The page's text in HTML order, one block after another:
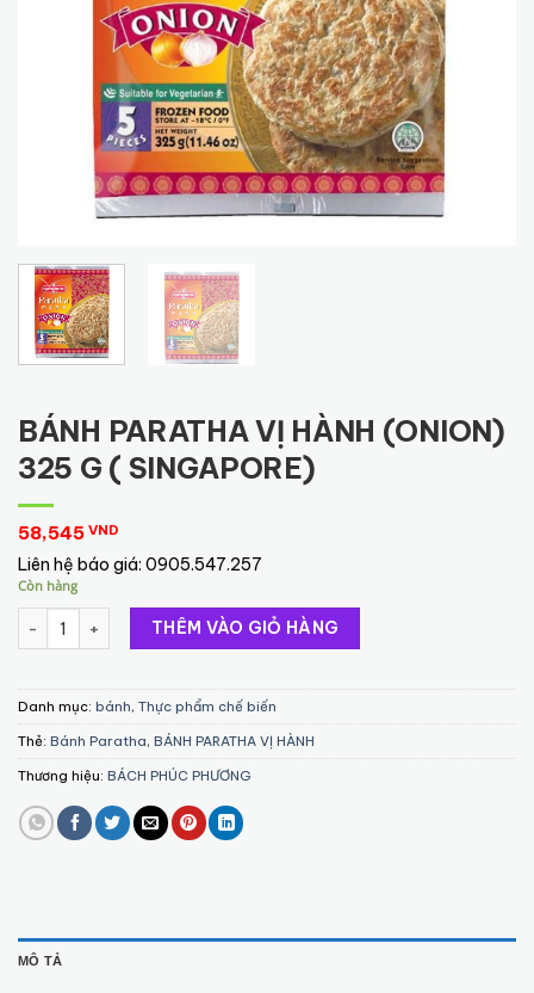
BÁNH PARATHA VỊ HÀNH (ONION)
325 G ( SINGAPORE)
58,545 VND
Liên hệ báo giá: 0905.547.257
Còn hàng
BÁNH PARATHA VỊ HÀNH (ONION) 325 G ( SINGAPORE) số lượng
THÊM VÀO GIỎ HÀNG
Danh mục: bánh, Thực phẩm chế biến
Thẻ: Bánh Paratha, BÁNH PARATHA VỊ HÀNH
Thương hiệu: BÁCH PHÚC PHƯƠNG
MÔ TẢ